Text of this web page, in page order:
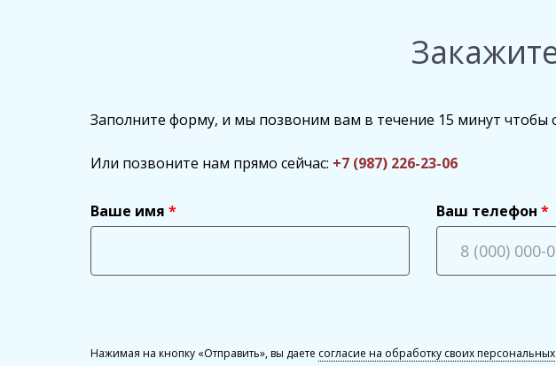
Заполните форму, и мы позвоним вам в течение 15 минут чтобы
Или позвоните нам прямо сейчас: +7 (987) 226-23-06
Ваше имя Ваш телефон
Нажимая на кнопку «Отправить», вы даете согласие на обработку своих